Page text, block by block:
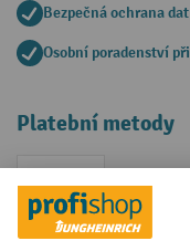
Bezpečná ochrana dat
Osobní poradenství
Platební metody
Faktura